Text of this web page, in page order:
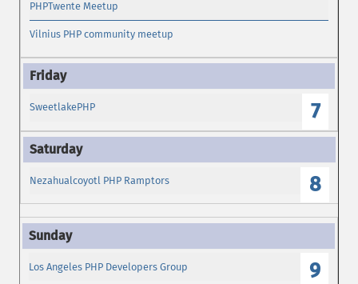
PHPTwente Meetup
Vilnius PHP community meetup
7
SweetlakePHP
8
Nezahualcoyotl PHP Ramptors
9
Los Angeles PHP Developers Group